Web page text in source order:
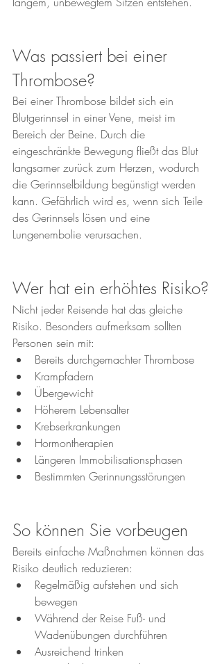
Was passiert bei einer
Thrombose?
Bei einer Thrombose bildet sich ein
Blutgerinnsel in einer Vene, meist im
Bereich der Beine. Durch die
eingeschränkte Bewegung fließt das Blut
langsamer zurück zum Herzen, wodurch
die Gerinnselbildung begünstigt werden
kann. Gefährlich wird es, wenn sich Teile
des Gerinnsels lösen und eine
Lungenembolie verursachen.
Wer hat ein erhöhtes Risiko?
Nicht jeder Reisende hat das gleiche
Risiko. Besonders aufmerksam sollten
Personen sein mit:
Bereits durchgemachter Thrombose
Krampfadern
Übergewicht
Höherem Lebensalter
Krebserkrankungen
Hormontherapien
Längeren Immobilisationsphasen
Bestimmten Gerinnungsstörungen
So können Sie vorbeugen
Bereits einfache Maßnahmen können das
Risiko deutlich reduzieren:
Regelmäßig aufstehen und sich
bewegen
Während der Reise Fuß- und
Wadenübungen durchführen
Ausreichend trinken